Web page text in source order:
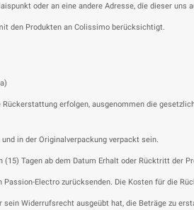
oder an eine andere Adresse, die dieser
den Produkten an Colissimo berücksichtigt.
erfolgen, ausgenommen die
in der Originalverpackung verpackt sein.
(15) Tagen ab dem Datum Erhalt oder Rücktritt der
Electro zurücksenden. Die Kosten für die
Widerrufsrecht ausgeübt hat, die Beträge zu